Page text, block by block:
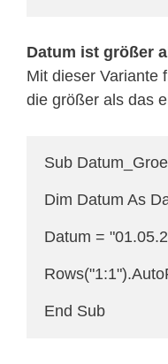
Datum ist größer
Mit dieser Variante
die größer als das
Sub
Dim Datum As
Datum =
End Sub